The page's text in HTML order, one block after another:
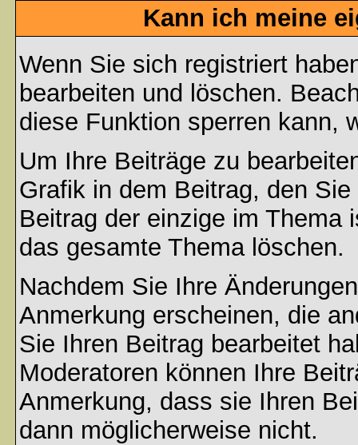
Kann ich meine
Wenn Sie sich registriert
bearbeiten und löschen.
diese Funktion sperren kann,
Um Ihre Beiträge zu
Grafik in dem Beitrag, den
Beitrag der einzige im Thema
das gesamte Thema löschen.
Nachdem Sie Ihre
Anmerkung erscheinen, die
Sie Ihren Beitrag bearbeitet
Moderatoren können Ihre
Anmerkung, dass sie Ihren
dann möglicherweise nicht.